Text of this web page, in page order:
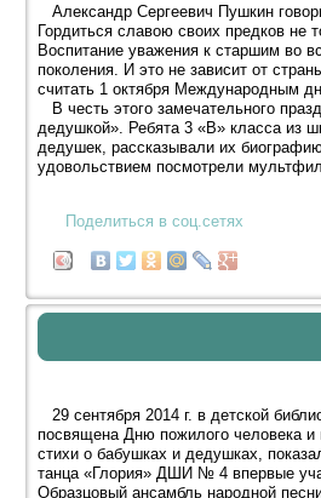
Александр Сергеевич Пушкин
Гордиться славою своих предков
Воспитание уважения к старшим во
поколения. И это не зависит от
считать 1 октября Международным
В честь этого замечательного
дедушкой». Ребята 3 «В» класса из
дедушек, рассказывали их
удовольствием посмотрели
Поделиться в соц.сетях
29 сентября 2014 г. в детской
посвящена Дню пожилого человека
стихи о бабушках и дедушках,
танца «Глория» ДШИ № 4 впервые
Образцовый ансамбль народной